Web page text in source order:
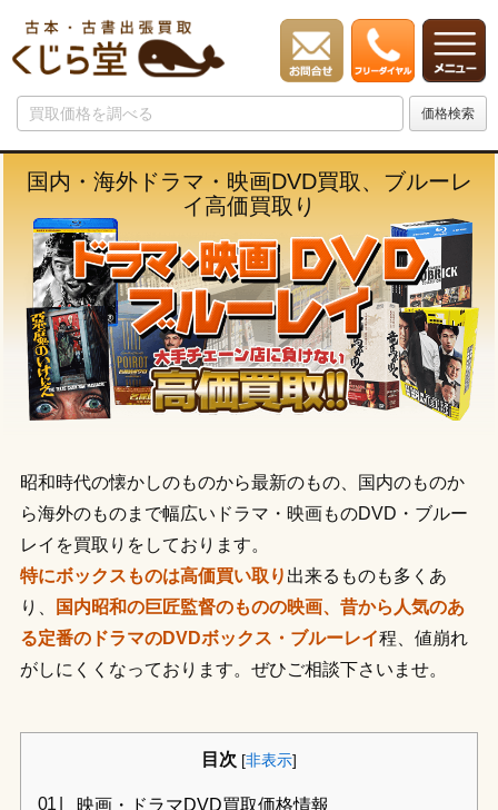
国内・海外ドラマ・映画DVD買取、ブルーレ
イ高価買取り
昭和時代の懐かしのものから最新のもの、国内のものか
ら海外のものまで幅広いドラマ・映画ものDVD・ブルー
レイを買取りをしております。
特にボックスものは高価買い取り 出来るものも多くあ
り、
国内昭和の巨匠監督のものの映画、昔から人気のあ
る定番のドラマのDVDボックス・ブルーレイ程、値崩れ
がしにくくなっております。ぜひご相談下さいませ。
目次 [非表示]
映画・ドラマDVD買取価格情報